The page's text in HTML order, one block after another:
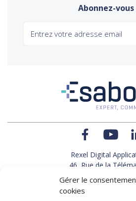
Gérer le
cookies
Abonnez-vous
Rexel Digital
46, Rue de la
Le Polygone 42000
TEL : 33(0)4 77 92
FAX : 33(0)4 77 92